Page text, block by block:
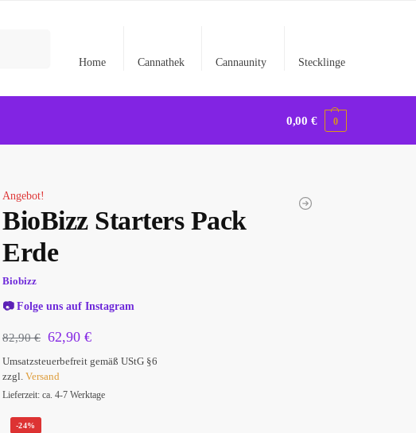
Home Cannathek Cannaunity Stecklinge
0,00€ 0
Angebot!
BioBizz Starters Pack
Erde
Biobizz
📷Folge uns auf Instagram
82,90€ 62,90€
Umsatzsteuerbefreit gemäß UStG §6
zzgl.Versand
Lieferzeit: ca. 4-7 Werktage
-24%